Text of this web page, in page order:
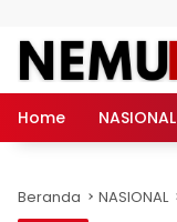
Langsung
konten
Home
NASIONAL
Beranda NASIONAL